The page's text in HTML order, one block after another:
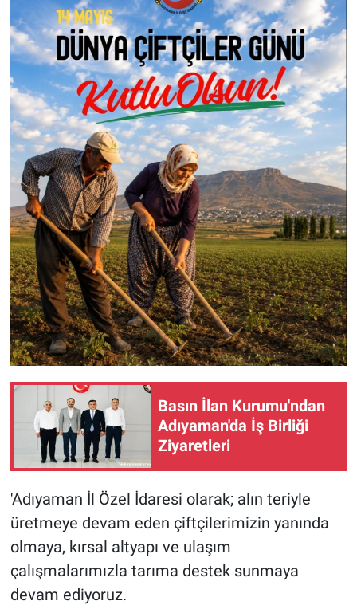
Basın İlan Kurumu'ndan
Adıyaman'da İş Birliği
Ziyaretleri
'Adıyaman İl Özel İdaresi olarak; alın teriyle
üretmeye devam eden çiftçilerimizin yanında
olmaya, kırsal altyapı ve ulaşım
çalışmalarımızla tarıma destek sunmaya
devam ediyoruz.